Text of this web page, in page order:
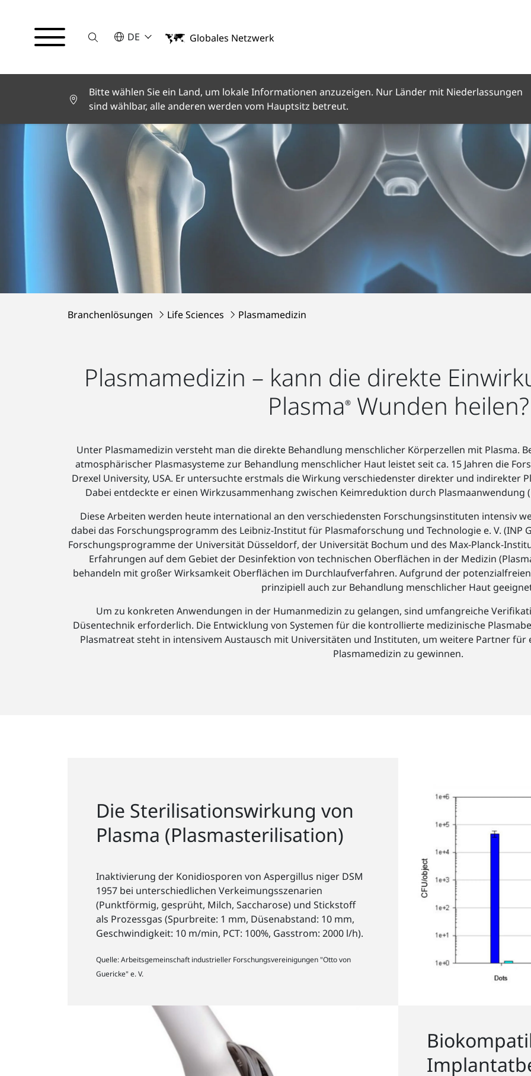
SucheBITTE WÄHLEN SIE EINE SPRACHE
DE
English
Español
Français
Italiano
Türkçe
日本語
한국어
Globales Netzwerk
Bitte wählen Sie ein Land, um lokale Informationen anzuzeigen. Nur Länder mit Niederlassungen
sind wählbar, alle anderen werden vom Hauptsitz betreut.
Branchenlösungen Life Sciences Plasmamedizin
Plasmamedizin – kann die direkte
Plasma®Wunden heilen?
Unter Plasmamedizin versteht man die direkte Behandlung menschlicher Körperzellen mit Plasma.
atmosphärischer Plasmasysteme zur Behandlung menschlicher Haut leistet seit ca. 15 Jahren die
Drexel University, USA. Er untersuchte erstmals die Wirkung verschiedenster direkter und indirekter
Dabei entdeckte er einen Wirkzusammenhang zwischen Keimreduktion durch Plasmaanwendung
Diese Arbeiten werden heute international an den verschiedensten Forschungsinstituten intensiv
dabei das Forschungsprogramm des Leibniz-Institut für Plasmaforschung und Technologie e. V. (INP
Forschungsprogramme der Universität Düsseldorf, der Universität Bochum und des Max-Planck-
Erfahrungen auf dem Gebiet der Desinfektion von technischen Oberflächen in der Medizin
behandeln mit großer Wirksamkeit Oberflächen im Durchlaufverfahren. Aufgrund der
prinzipiell auch zur Behandlung menschlicher Haut
Um zu konkreten Anwendungen in der Humanmedizin zu gelangen, sind umfangreiche
Düsentechnik erforderlich. Die Entwicklung von Systemen für die kontrollierte medizinische
Plasmatreat steht in intensivem Austausch mit Universitäten und Instituten, um weitere Partner für
Plasmamedizin zu gewinnen.
Die Sterilisationswirkung von
Plasma (Plasmasterilisation)
Inaktivierung der Konidiosporen von Aspergillus niger DSM
1957 bei unterschiedlichen Verkeimungsszenarien
(Punktförmig, gesprüht, Milch, Saccharose) und Stickstoff
als Prozessgas (Spurbreite: 1 mm, Düsenabstand: 10 mm,
Geschwindigkeit: 10 m/min, PCT: 100%, Gasstrom: 2000 l/h).
Quelle: Arbeitsgemeinschaft industrieller Forschungsvereinigungen "Otto von
Guericke" e. V.